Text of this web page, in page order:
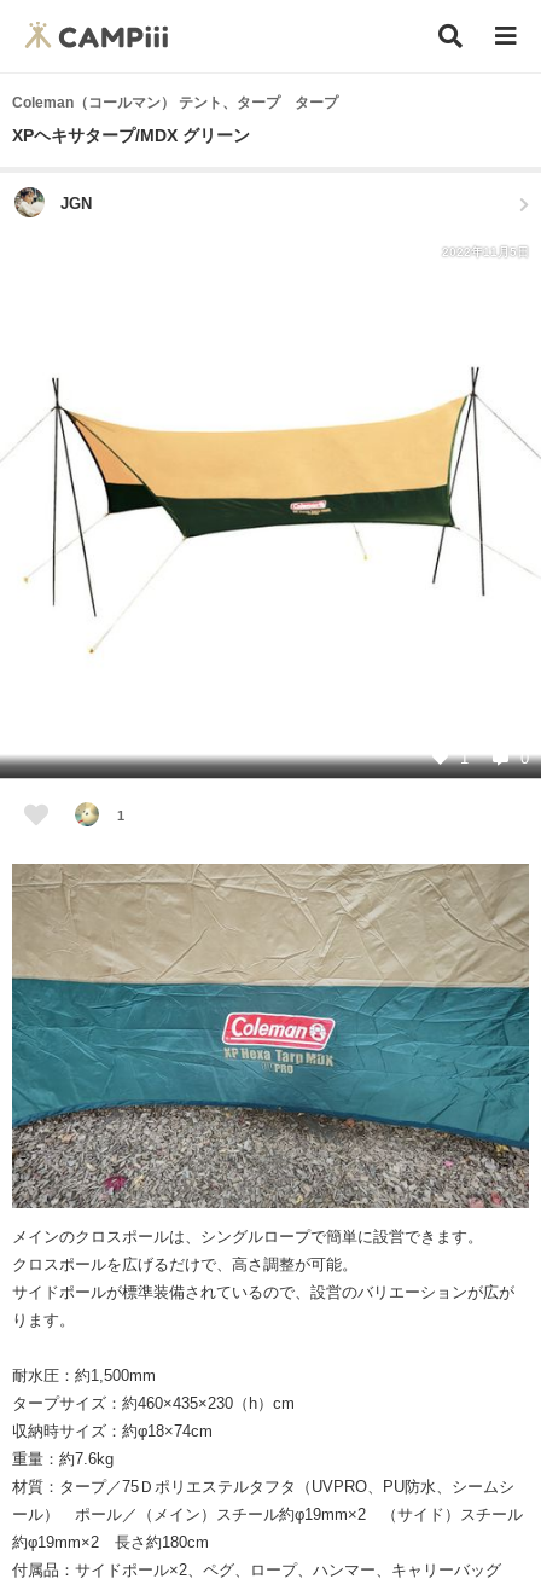
Coleman（コールマン） テント、タープ タープ
XPヘキサタープ/MDX グリーン
JGN
2022年11月5日
1 0
1
メインのクロスポールは、シングルロープで簡単に設営できます。
クロスポールを広げるだけで、高さ調整が可能。
サイドポールが標準装備されているので、設営のバリエーションが広が
ります。
耐水圧：約1,500mm
タープサイズ：約460×435×230（h）cm
収納時サイズ：約φ18×74cm
重量：約7.6kg
材質：タープ／75Ｄポリエステルタフタ（UVPRO、PU防水、シームシ
ール） ポール／（メイン）スチール約φ19mm×2 （サイド）スチール
約φ19mm×2 長さ約180cm
付属品：サイドポール×2、ペグ、ロープ、ハンマー、キャリーバッグ